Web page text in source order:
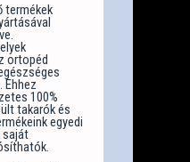
termékek
ortopéd
Ehhez
100%
takarók és
egyedi
saját